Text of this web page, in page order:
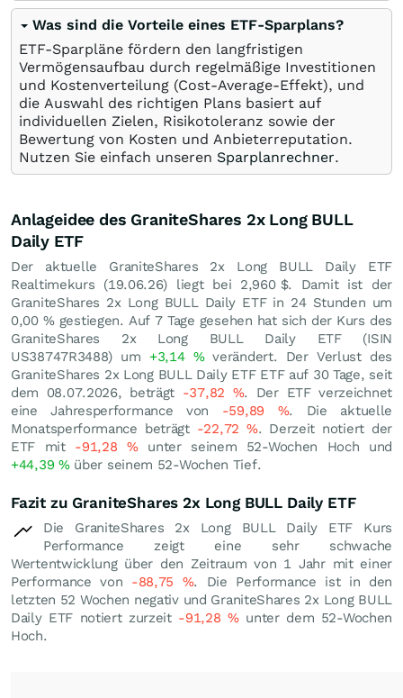
Was sind die Vorteile eines ETF-Sparplans?
ETF-Sparpläne fördern den langfristigen
Vermögensaufbau durch regelmäßige Investitionen
und Kostenverteilung (Cost-Average-Effekt), und
die Auswahl des richtigen Plans basiert auf
individuellen Zielen, Risikotoleranz sowie der
Bewertung von Kosten und Anbieterreputation.
Nutzen Sie einfach unseren Sparplanrechner.
Anlageidee des GraniteShares 2x Long BULL
Daily ETF
Der aktuelle GraniteShares 2x Long BULL Daily ETF
Realtimekurs (19.06.26) liegt bei 2,960 $. Damit ist der
GraniteShares 2x Long BULL Daily ETF in 24 Stunden um
0,00 %gestiegen. Auf 7 Tage gesehen hat sich der Kurs des
GraniteShares 2x Long BULL Daily ETF (ISIN
US38747R3488) um +3,14 %verändert. Der Verlust des
GraniteShares 2x Long BULL Daily ETF ETF auf 30 Tage, seit
dem 08.07.2026, beträgt -37,82 %. Der ETF verzeichnet
eine Jahresperformance von -59,89 %. Die aktuelle
Monatsperformance beträgt -22,72 %. Derzeit notiert der
ETF mit -91,28 %unter seinem 52-Wochen Hoch und
+44,39 %über seinem 52-Wochen Tief.
Fazit zu GraniteShares 2x Long BULL Daily ETF
Die GraniteShares 2x Long BULL Daily ETF Kurs
Performance zeigt eine sehr schwache
Wertentwicklung über den Zeitraum von 1 Jahr mit einer
Performance von -88,75 %. Die Performance ist in den
letzten 52 Wochen negativ und GraniteShares 2x Long BULL
Daily ETF notiert zurzeit -91,28 %unter dem 52-Wochen
Hoch.